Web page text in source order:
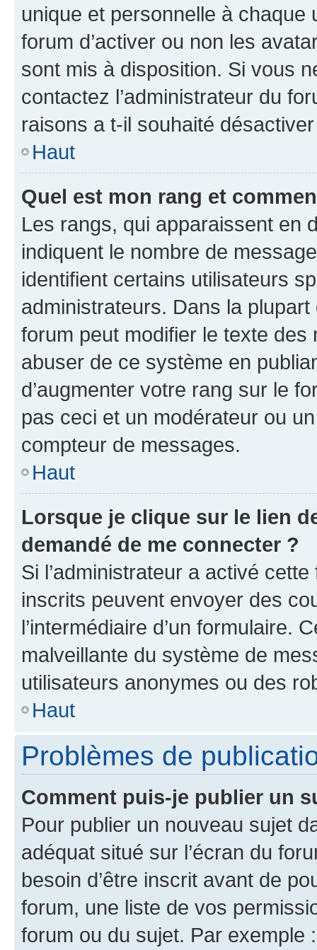
unique et personnelle à chaque
forum d’activer ou non les
sont mis à disposition. Si vous
contactez l’administrateur du
raisons a t-il souhaité
Haut
Quel est mon rang et
Les rangs, qui apparaissent en
indiquent le nombre de
identifient certains utilisateurs
administrateurs. Dans la
forum peut modifier le texte
abuser de ce système en
d’augmenter votre rang sur le
pas ceci et un modérateur ou
compteur de messages.
Haut
Lorsque je clique sur le lien
demandé de me connecter ?
Si l’administrateur a activé
inscrits peuvent envoyer des
l’intermédiaire d’un formulaire.
malveillante du système de
utilisateurs anonymes ou des
Haut
Problèmes de
Comment puis-je publier un
Pour publier un nouveau sujet
adéquat situé sur l’écran du
besoin d’être inscrit avant de
forum, une liste de vos
forum ou du sujet. Par exemple